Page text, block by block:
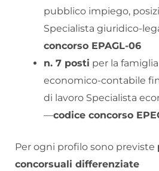
pubblico impiego,
Specialista giuridico-
concorso EPAGL-06
n. 7 posti per la
economico-contabile
di lavoro Specialista
—codice concorso
Per ogni profilo sono previste
concorsuali differenziate